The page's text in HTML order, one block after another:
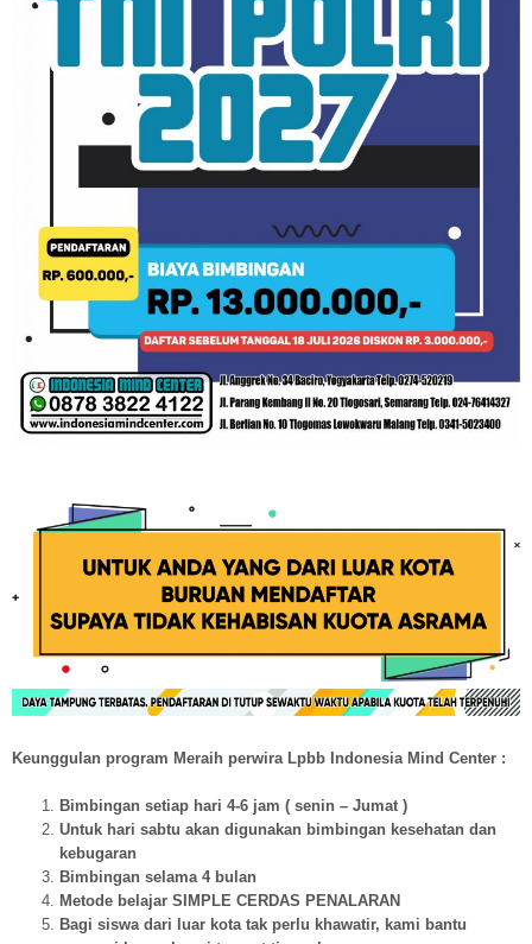
Keunggulan program Meraih perwira Lpbb Indonesia Mind Center :
Bimbingan setiap hari 4-6 jam ( senin – Jumat )
Untuk hari sabtu akan digunakan bimbingan kesehatan dan
kebugaran
Bimbingan selama 4 bulan
Metode belajar SIMPLE CERDAS PENALARAN
Bagi siswa dari luar kota tak perlu khawatir, kami bantu